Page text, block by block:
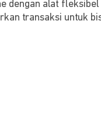
dengan alat
transaksi untuk